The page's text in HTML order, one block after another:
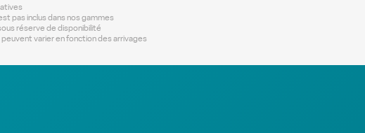
pas inclus dans nos gammes
réserve de disponibilité
varier en fonction des arrivages